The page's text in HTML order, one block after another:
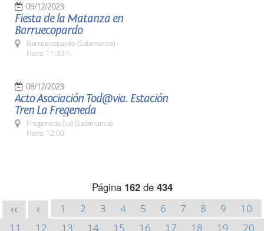
09/12/2023
Fiesta de la Matanza en
Barruecopardo
Barruecopardo (Salamanca)
Hora: 11:30 h.
08/12/2023
Acto Asociación Tod@via. Estación
Tren La Fregeneda
Fregeneda (La) (Salamanca)
Hora: 12:00
Página 162de 434
<< < 1 2 3 4 5 6 7 8 9
10
11
12 13 14 15 16 17 18 19
20